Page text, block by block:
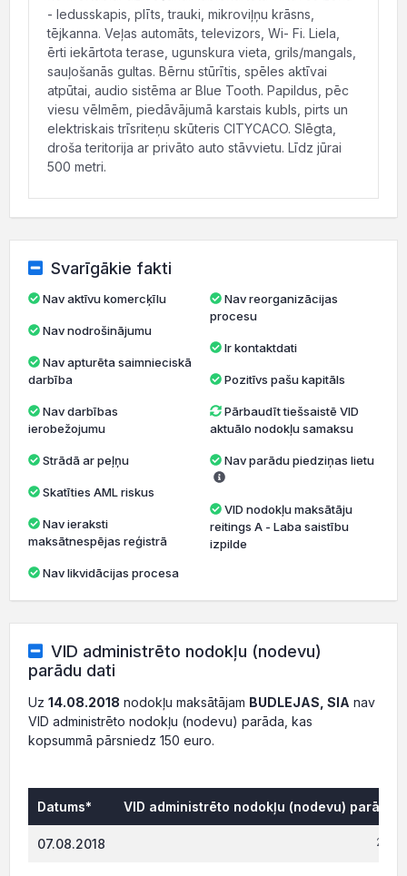
- ledusskapis, plīts, trauki, mikroviļņu krāsns,
tējkanna. Veļas automāts, televizors, Wi- Fi. Liela,
ērti iekārtota terase, ugunskura vieta, grils/mangals,
sauļošanās gultas. Bērnu stūrītis, spēles aktīvai
atpūtai, audio sistēma ar Blue Tooth. Papildus, pēc
viesu vēlmēm, piedāvājumā karstais kubls, pirts un
elektriskais trīsriteņu skūteris CITYCACO. Slēgta,
droša teritorija ar privāto auto stāvvietu. Līdz jūrai
500 metri.
Svarīgākie fakti
Nav aktīvu komercķīlu
Nav nodrošinājumu
darbība
ierobežojumu
Strādā ar peļņu
Skatīties AML riskus
maksātnespējas reģistrā
Nav likvidācijas procesa
Nav reorganizācijas
procesu
Ir kontaktdati
Pozitīvs pašu kapitāls
Pārbaudīt tiešsaistē VID
aktuālo nodokļu samaksu
Nav parādu piedziņas lietu
VID nodokļu maksātāju
reitings A - Laba saistību
izpilde
VID administrēto nodokļu (nodevu)
parādu dati
Uz 14.08.2018 nodokļu maksātājam BUDLEJAS, SIA nav
VID administrēto nodokļu (nodevu) parāda, kas
kopsummā pārsniedz 150 euro.
Datums* VID administrēto nodokļu (nodevu) parāds,
07.08.2018